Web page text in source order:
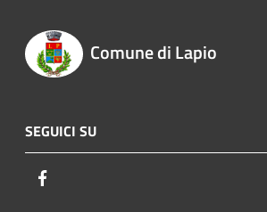
Comune di Lapio
SEGUICI SU